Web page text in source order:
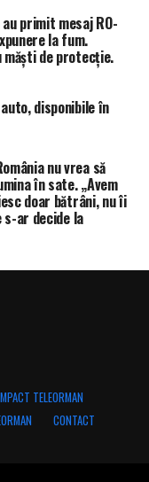
primit mesaj RO-
la fum.
de protecție.
disponibile în
nu vrea să
în sate. „Avem
doar bătrâni, nu îi
ar decide la
TELEORMAN
CONTACT